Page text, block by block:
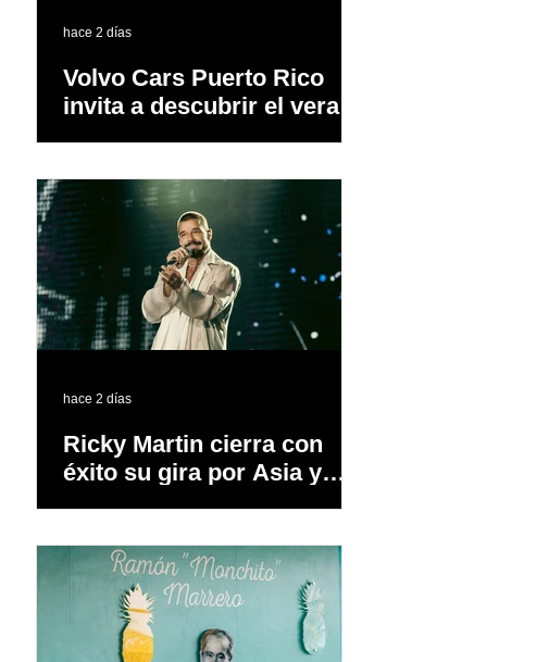
Volvo Cars Puerto Rico
invita a descubrir el verano
hace 2 días
Ricky Martin cierra con
éxito su gira por Asia y
hace 2 días